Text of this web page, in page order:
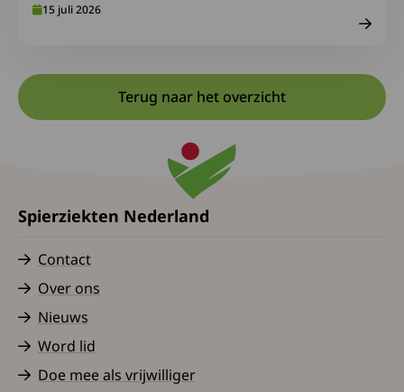
15 juli 2026
Terug naar het overzicht
Spierziekten Nederland
Contact
Over ons
Nieuws
Word lid
Doe mee als vrijwilliger